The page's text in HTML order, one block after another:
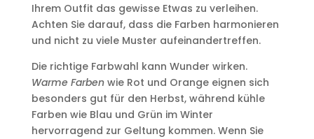
Ihrem Outfit das gewisse Etwas zu verleihen.
Achten Sie darauf, dass die Farben harmonieren
und nicht zu viele Muster aufeinandertreffen.
Die richtige Farbwahl kann Wunder wirken.
Warme Farbenwie Rot und Orange eignen sich
besonders gut für den Herbst, während kühle
Farben wie Blau und Grün im Winter
hervorragend zur Geltung kommen. Wenn Sie